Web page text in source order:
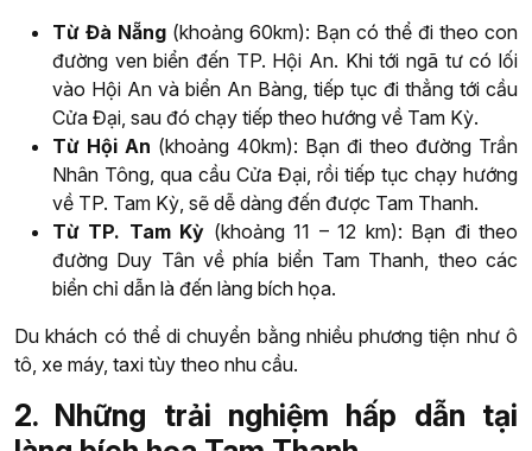
Từ Đà Nẵng (khoảng 60km): Bạn có thể đi theo con
đường ven biển đến TP. Hội An. Khi tới ngã tư có lối
vào Hội An và biển An Bàng, tiếp tục đi thẳng tới cầu
Cửa Đại, sau đó chạy tiếp theo hướng về Tam Kỳ.
Từ Hội An (khoảng 40km): Bạn đi theo đường Trần
Nhân Tông, qua cầu Cửa Đại, rồi tiếp tục chạy hướng
về TP. Tam Kỳ, sẽ dễ dàng đến được Tam Thanh.
Từ TP. Tam Kỳ (khoảng 11 – 12 km): Bạn đi theo
đường Duy Tân về phía biển Tam Thanh, theo các
biển chỉ dẫn là đến làng bích họa.
Du khách có thể di chuyển bằng nhiều phương tiện như ô
tô, xe máy, taxi tùy theo nhu cầu.
2. Những trải nghiệm hấp dẫn tại